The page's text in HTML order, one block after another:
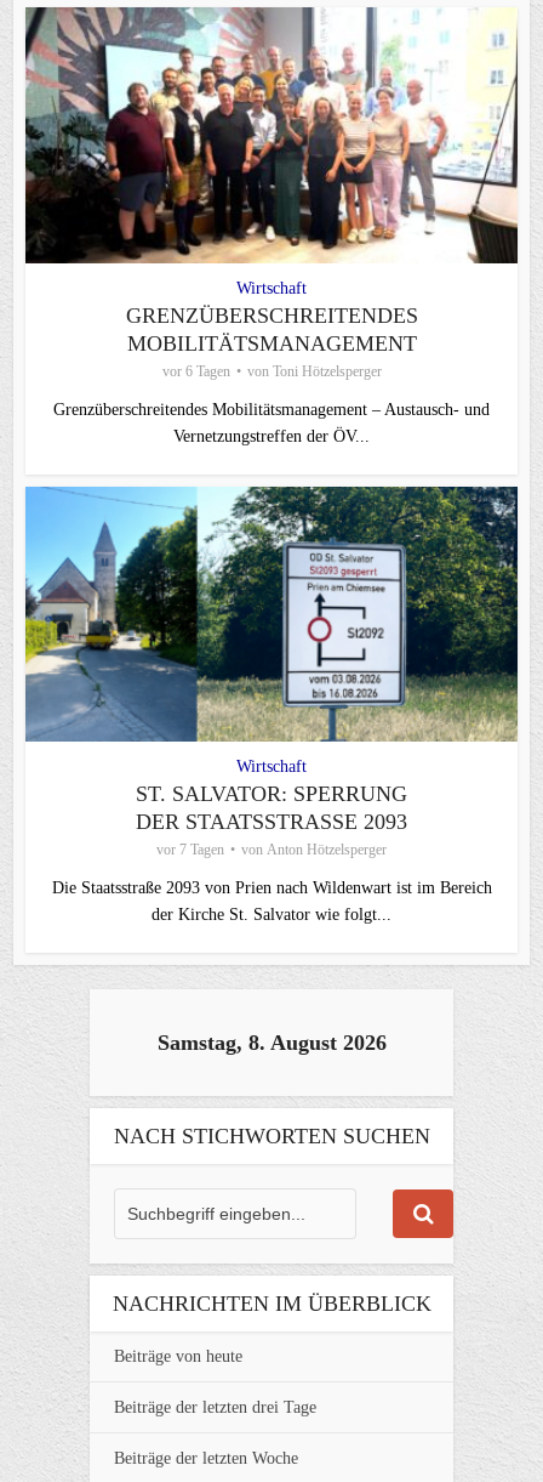
Wirtschaft
GRENZÜBERSCHREITENDES
MOBILITÄTSMANAGEMENT
vor 6 Tagen von Toni Hötzelsperger
Grenzüberschreitendes Mobilitätsmanagement – Austausch- und
Vernetzungstreffen der ÖV...
Wirtschaft
ST. SALVATOR: SPERRUNG
DER STAATSSTRASSE 2093
vor 7 Tagen von Anton Hötzelsperger
Die Staatsstraße 2093 von Prien nach Wildenwart ist im Bereich
der Kirche St. Salvator wie folgt...
Samstag, 8. August 2026
NACH STICHWORTEN SUCHEN
NACHRICHTEN IM ÜBERBLICK
Beiträge von heute
Beiträge der letzten drei Tage
Beiträge der letzten Woche